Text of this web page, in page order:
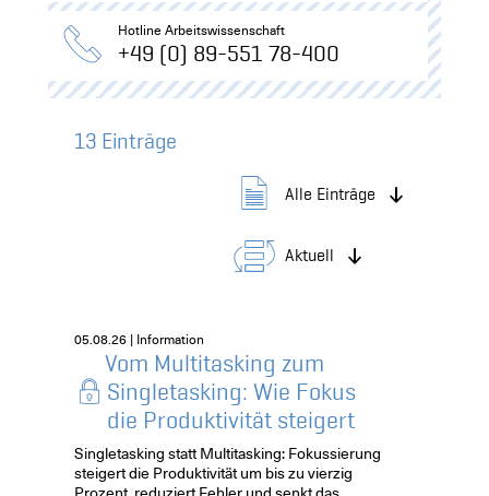
Hotline Arbeitswissenschaft
+49 (0) 89-551 78-400
13 Einträge
Alle Einträge
Aktuell
05.08.26 | Information
Vom Multitasking zum
Singletasking: Wie Fokus
die Produktivität steigert
Singletasking statt Multitasking: Fokussierung
steigert die Produktivität um bis zu vierzig